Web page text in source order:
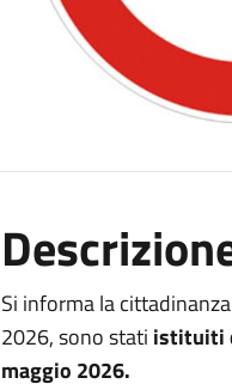
Si informa la
2026, sono stati istituiti
maggio 2026.